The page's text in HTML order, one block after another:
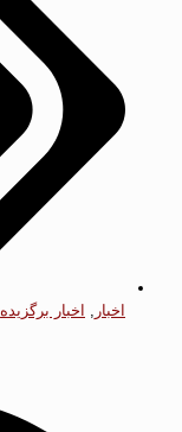
اخبار اخبار برگزیده